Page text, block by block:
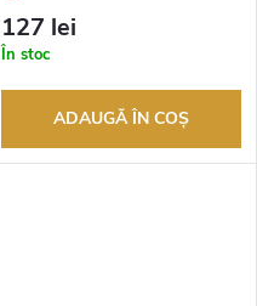
returnarea bunurilor. Vânzător
autorizat
127 lei
În stoc
ADAUGĂ ÎN COŞ